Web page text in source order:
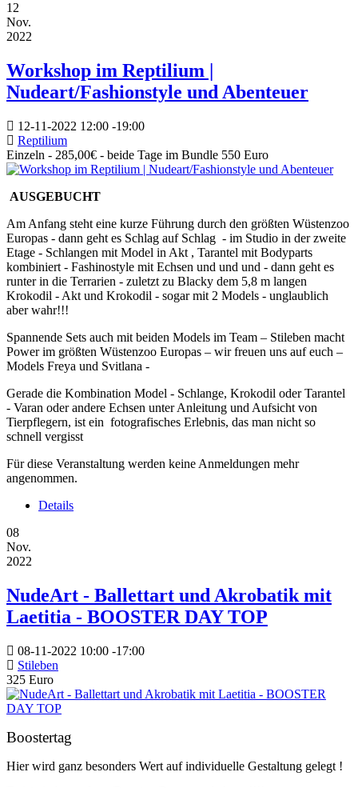
12
Nov.
2022
Workshop im Reptilium |
Nudeart/Fashionstyle und Abenteuer
12-11-2022 12:00 -19:00
Reptilium
Einzeln - 285,00€ - beide Tage im Bundle 550 Euro
AUSGEBUCHT
Am Anfang steht eine kurze Führung durch den größten Wüstenzoo
Europas - dann geht es Schlag auf Schlag - im Studio in der zweite
Etage - Schlangen mit Model in Akt , Tarantel mit Bodyparts
kombiniert - Fashinostyle mit Echsen und und und - dann geht es
runter in die Terrarien - zuletzt zu Blacky dem 5,8 m langen
Krokodil - Akt und Krokodil - sogar mit 2 Models - unglaublich
aber wahr!!!
Spannende Sets auch mit beiden Models im Team – Stileben macht
Power im größten Wüstenzoo Europas – wir freuen uns auf euch –
Models Freya und Svitlana -
Gerade die Kombination Model - Schlange, Krokodil oder Tarantel
- Varan oder andere Echsen unter Anleitung und Aufsicht von
Tierpflegern, ist ein fotografisches Erlebnis, das man nicht so
schnell vergisst
Für diese Veranstaltung werden keine Anmeldungen mehr
angenommen.
Details
08
Nov.
2022
NudeArt - Ballettart und Akrobatik mit
Laetitia - BOOSTER DAY TOP
08-11-2022 10:00 -17:00
Stileben
325 Euro
Boostertag
Hier wird ganz besonders Wert auf individuelle Gestaltung gelegt !